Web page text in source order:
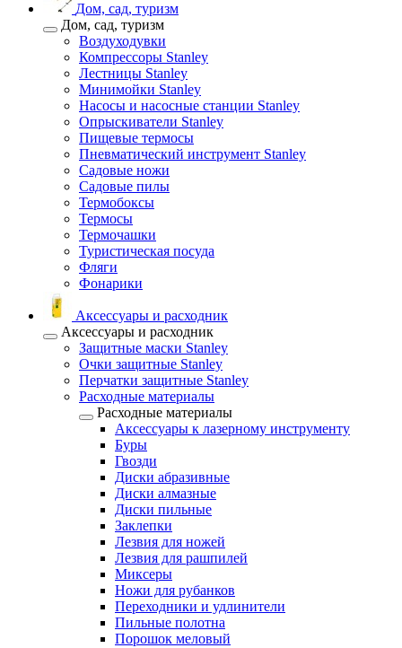
Дом, сад, туризм
Дом, сад, туризм
Воздуходувки
Компрессоры Stanley
Лестницы Stanley
Минимойки Stanley
Насосы и насосные станции Stanley
Опрыскиватели Stanley
Пищевые термосы
Пневматический инструмент Stanley
Садовые ножи
Садовые пилы
Термобоксы
Термосы
Термочашки
Туристическая посуда
Фляги
Фонарики
Аксессуары и расходник
Аксессуары и расходник
Защитные маски Stanley
Очки защитные Stanley
Перчатки защитные Stanley
Расходные материалы
Расходные материалы
Аксессуары к лазерному инструменту
Буры
Гвозди
Диски абразивные
Диски алмазные
Диски пильные
Заклепки
Лезвия для ножей
Лезвия для рашпилей
Миксеры
Ножи для рубанков
Переходники и удлинители
Пильные полотна
Порошок меловый